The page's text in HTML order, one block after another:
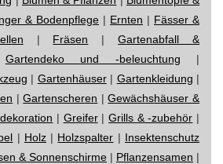
& Bodenpflege | Ernten | Fässer &
| Fräsen |Gartenabfall &
Gartendeko und -beleuchtung |
| Gartenhäuser| Gartenkleidung |
|Gartenscheren |Gewächshäuser &
| Greifer|Grills & -zubehör |
| Holz | Holzspalter | Insektenschutz
& Sonnenschirme | Pflanzensamen |